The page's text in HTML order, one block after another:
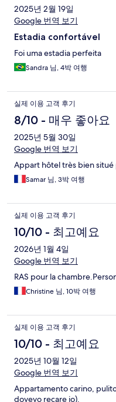
2025년 2월 19일
Google 번역 보기
Estadia confortável
Foi uma estadia perfeita
Sandra 님, 4박 여행
실제 이용 고객 후기
8/10 - 매우 좋아요
2025년 5월 30일
Google 번역 보기
Appart hôtel très bien
Samar 님, 3박 여행
실제 이용 고객 후기
10/10 - 최고예요
2026년 1월 4일
Google 번역 보기
RAS pour la
Christine 님, 10박 여행
실제 이용 고객 후기
10/10 - 최고예요
2025년 10월 12일
Google 번역 보기
Appartamento carino,
dovevo recare io).